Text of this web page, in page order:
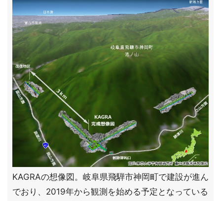
KAGRAの想像図。岐阜県飛騨市神岡町で建設が進ん
でおり、2019年から観測を始める予定となっている